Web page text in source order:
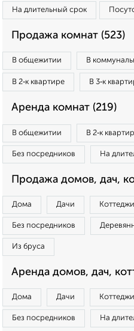
На длительный срок
Продажа комнат (523)
В общежитии В
В 2‑к квартире В 3‑к
Аренда комнат (219)
В общежитии В 2‑к
Без посредников На
Продажа домов, дач,
Дома Дачи Коттеджи
Без посредников
Из бруса
Аренда домов, дач,
Дома Дачи Коттеджи
Без посредников На